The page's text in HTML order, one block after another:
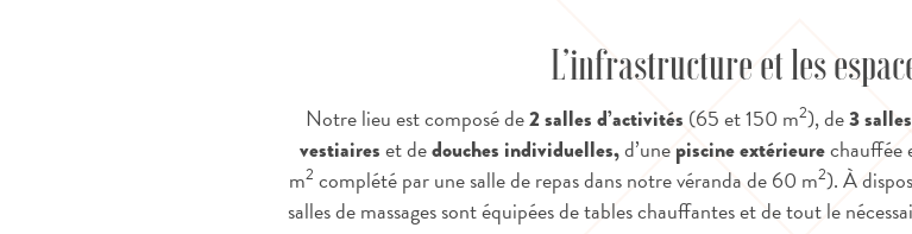
L’infrastructure et les
Notre lieu est composé de2 salles d’activités (65 et 150 m2), de3
vestiaireset dedouches individuelles,d’unepiscine extérieurechauffée
m2 complété par une salle de repas dans notre véranda de 60 m2). À
salles de massages sont équipées de tables chauffantes et de tout le